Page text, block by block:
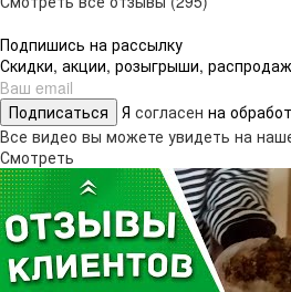
Подпишись на рассылку
Скидки, акции, розыгрыши,
Подписаться Я согласен на
Все видео вы можете увидеть на
Смотреть